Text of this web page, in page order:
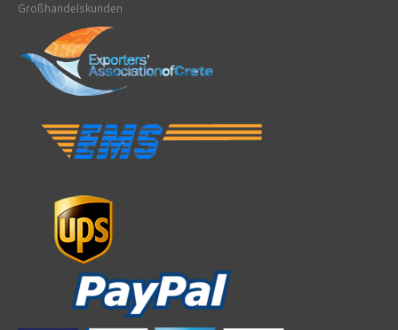
Großhandelskunden